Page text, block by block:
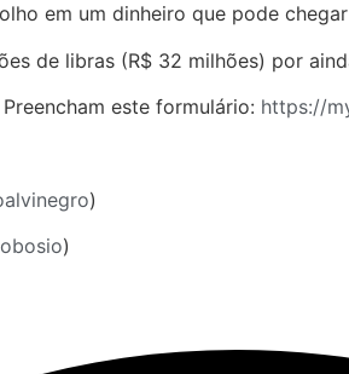
em um dinheiro que pode
de libras (R$ 32 milhões) por
este formulário: https://
)
)